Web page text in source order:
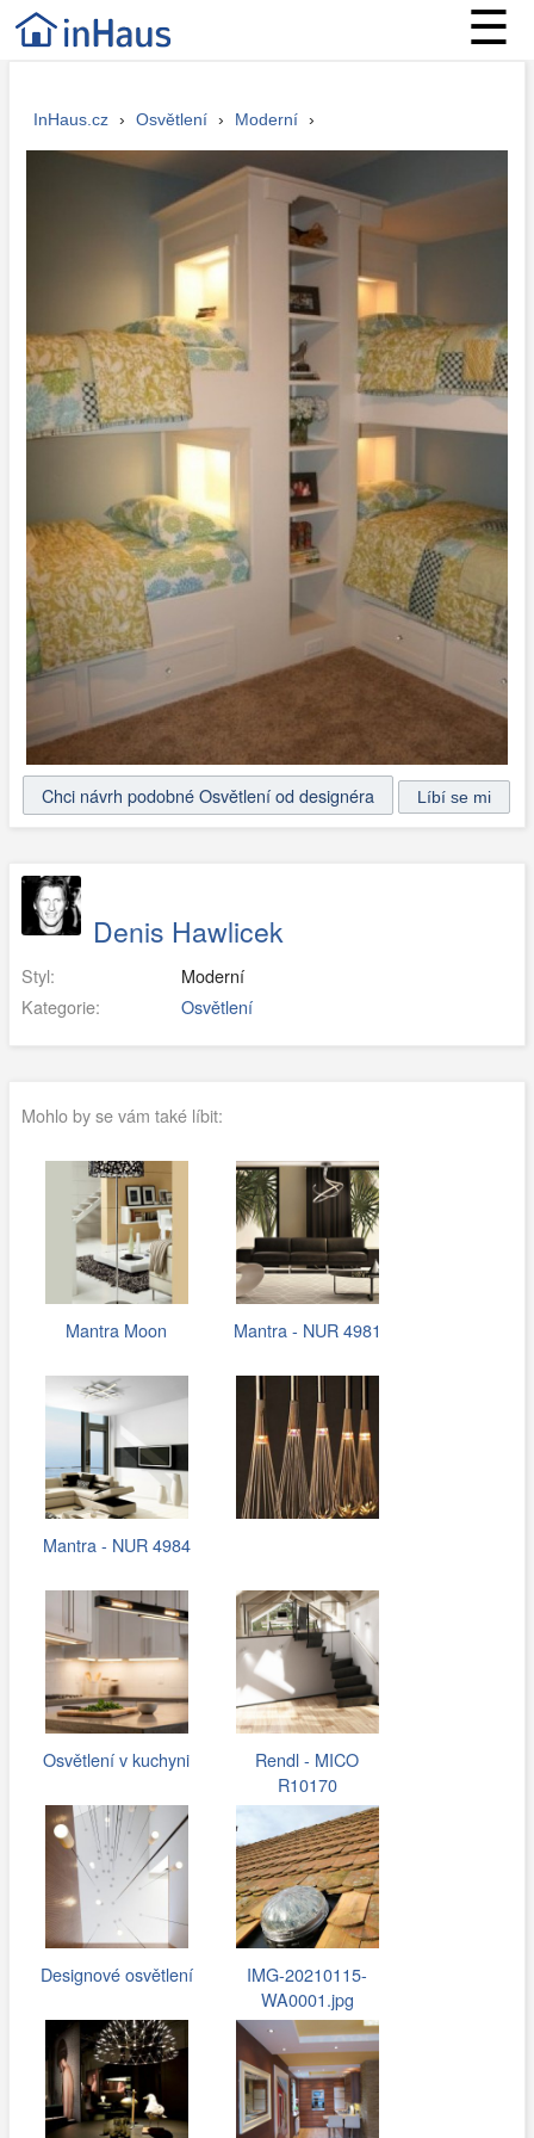
☰
InHaus.cz › Osvětlení › Moderní ›
Chci návrh podobné Osvětlení od designéra
Denis Hawlicek
Styl:
Moderní
Kategorie:
Osvětlení
Mohlo by se vám také líbit:
Mantra Moon Mantra - NUR 4981
Mantra - NUR 4984
Osvětlení v kuchyni
Rendl - MICO
R10170
Designové osvětlení
IMG-20210115-
WA0001.jpg